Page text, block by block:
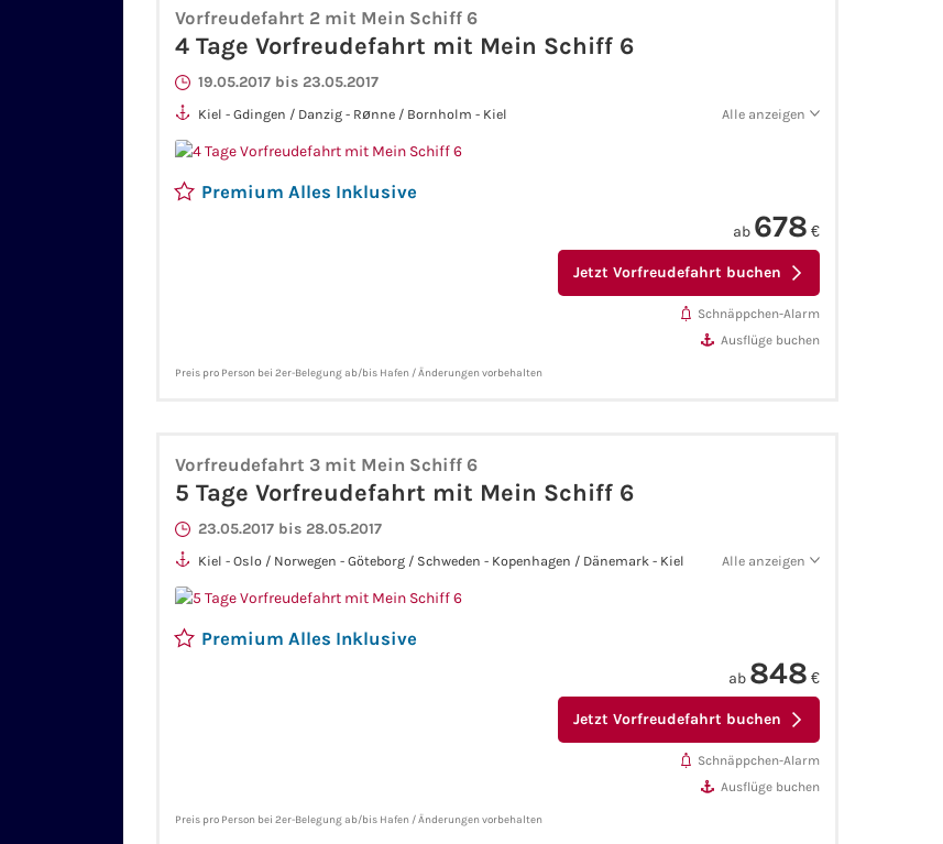
Vorfreudefahrt 2 mit Mein Schiff 6
4 Tage Vorfreudefahrt mit Mein Schiff 6
19.05.2017 bis 23.05.2017
Kiel - Gdingen / Danzig - Rønne / Bornholm - Kiel Alle anzeigen
Premium Alles Inklusive
ab 678 €
Jetzt Vorfreudefahrt buchen
Schnäppchen-Alarm
Ausflüge buchen
Preis pro Person bei 2er-Belegung ab/bis Hafen / Änderungen vorbehalten
Vorfreudefahrt 3 mit Mein Schiff 6
5 Tage Vorfreudefahrt mit Mein Schiff 6
23.05.2017 bis 28.05.2017
Kiel - Oslo / Norwegen - Göteborg / Schweden - Kopenhagen / Dänemark - Kiel Alle anzeigen
Premium Alles Inklusive
ab 848 €
Jetzt Vorfreudefahrt buchen
Schnäppchen-Alarm
Ausflüge buchen
Preis pro Person bei 2er-Belegung ab/bis Hafen / Änderungen vorbehalten